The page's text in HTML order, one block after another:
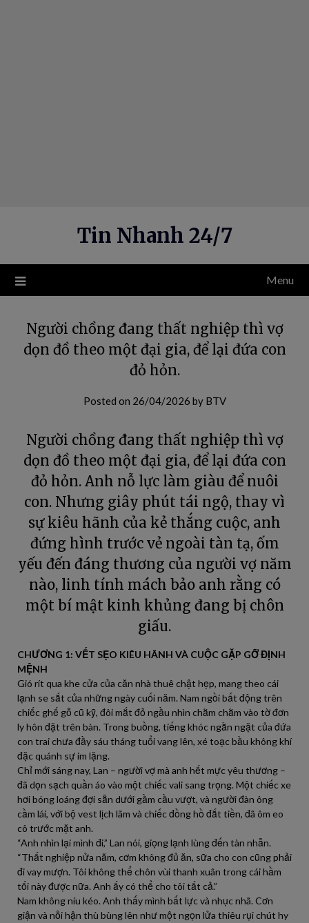
Tin Nhanh 24/7
Menu
Người chồng đang thất nghiệp thì vợ
dọn đồ theo một đại gia, để lại đứa con
đỏ hỏn.
Posted on 26/04/2026 by BTV
Người chồng đang thất nghiệp thì vợ
dọn đồ theo một đại gia, để lại đứa con
đỏ hỏn. Anh nỗ lực làm giàu để nuôi
con. Nhưng giây phút tái ngộ, thay vì
sự kiêu hãnh của kẻ thắng cuộc, anh
đứng hình trước vẻ ngoài tàn tạ, ốm
yếu đến đáng thương của người vợ năm
nào, linh tính mách bảo anh rằng có
một bí mật kinh khủng đang bị chôn
giấu.
CHƯƠNG 1: VẾT SẸO KIÊU HÃNH VÀ CUỘC GẶP GỠ ĐỊNH
MỆNH
Gió rít qua khe cửa của căn nhà thuê chật hẹp, mang theo cái
lạnh se sắt của những ngày cuối năm. Nam ngồi bất động trên
chiếc ghế gỗ cũ kỹ, đôi mắt đỏ ngầu nhìn chằm chằm vào tờ đơn
ly hôn đặt trên bàn. Trong buồng, tiếng khóc ngằn ngặt của đứa
con trai chưa đầy sáu tháng tuổi vang lên, xé toạc bầu không khí
đặc quánh sự im lặng.
Chỉ mới sáng nay, Lan – người vợ mà anh hết mực yêu thương –
đã dọn sạch quần áo vào một chiếc vali sang trọng. Một chiếc xe
hơi bóng loáng đợi sẵn dưới gầm cầu vượt, và người đàn ông
cầm lái, với bộ vest lịch lãm và chiếc đồng hồ đắt tiền, đã ôm eo
cô trước mặt anh.
“Anh nhìn lại mình đi,” Lan nói, giọng lạnh lùng đến tàn nhẫn.
“Thất nghiệp nửa năm, cơm không đủ ăn, sữa cho con cũng phải
đi vay mượn. Tôi không thể chôn vùi thanh xuân trong cái hầm
tối này được nữa. Anh ấy có thể cho tôi tất cả.”
Nam không níu kéo. Anh thấy mình bất lực và nhục nhã. Cơn
giận và nỗi hận thù bùng lên như một ngọn lửa thiêu rụi chút hy